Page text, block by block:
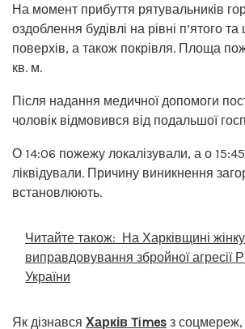
На момент прибуття рятувальників
оздоблення будівлі на рівні п’ятого
поверхів, а також покрівля. Площа
кв. м.
Після надання медичної допомоги
чоловік відмовився від подальшої
О 14:06 пожежу локалізували, а о
ліквідували. Причину виникнення
встановлюють.
Читайте також: На Харківщині
виправдовування збройної агресії
України
Як дізнався Харків Times з соцмереж,